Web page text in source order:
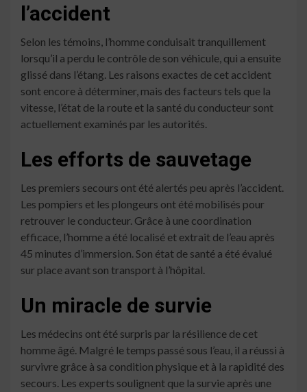
l’accident
Selon les témoins, l’homme conduisait tranquillement
lorsqu’il a perdu le contrôle de son véhicule, qui a ensuite
glissé dans l’étang. Les raisons exactes de cet accident
sont encore à déterminer, mais des facteurs tels que la
vitesse, l’état de la route et la santé du conducteur sont
actuellement examinés par les autorités.
Les efforts de sauvetage
Les premiers secours ont été alertés peu après l’accident.
Les pompiers et les plongeurs ont été mobilisés pour
retrouver le conducteur. Grâce à une coordination
efficace, l’homme a été localisé et extrait de l’eau après
45 minutes d’immersion. Son état de santé a été évalué
sur place avant son transport à l’hôpital.
Un miracle de survie
Les médecins ont été surpris par la résilience de cet
homme âgé. Malgré le temps passé sous l’eau, il a réussi à
survivre grâce à sa condition physique et à la rapidité des
secours. Les experts soulignent que la survie après une